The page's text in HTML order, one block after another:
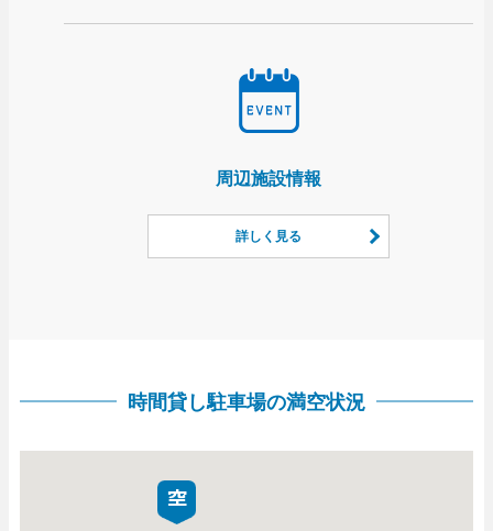
周辺施設情報
詳しく見る
時間貸し駐車場の満空状況